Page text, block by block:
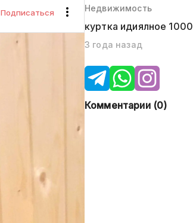
Подписаться Недвижимость
куртка идиялное 1000
3 года назад
Комментарии (0)